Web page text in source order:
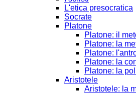
L'etica presocratica
Socrate
Platone
Platone: il
Platone: la
Platone:
Platone: la
Platone: la
Aristotele
Aristotele: la